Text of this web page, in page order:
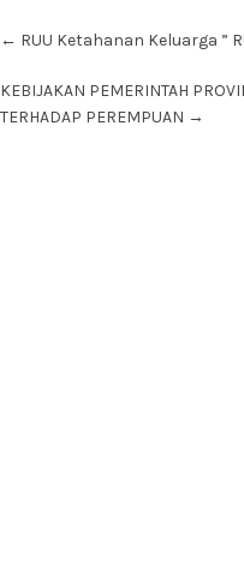
navigation
← RUU Ketahanan Keluarga ”
KEBIJAKAN PEMERINTAH
TERHADAP PEREMPUAN →